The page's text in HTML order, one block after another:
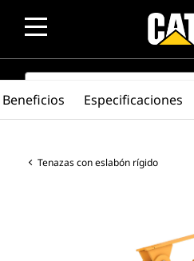
SEARCH
Tenazas con eslabón rígido
Beneficios Especificaciones